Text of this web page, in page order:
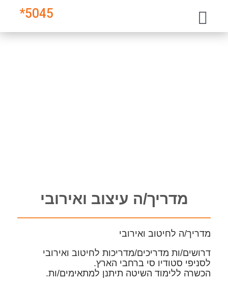
5045
*
מדריך/ה עיצוב ואירובי
מדריך/ה לחיטוב ואירובי
דרושים/ות מדריכים/מדריכות לחיטוב ואירובי
לסניפי סטודיו סי ברחבי הארץ.
הכשרה ללימוד השיטה תיתנן למתאימים/ות.